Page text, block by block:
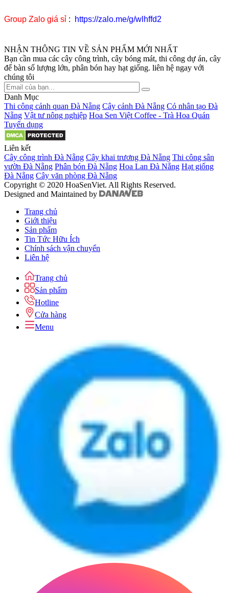
Group Zalo giá sỉ : https://zalo.me/g/wlhffd2
NHẬN THÔNG TIN VỀ SẢN PHẨM MỚI NHẤT
Bạn cần mua các cây công trình, cây bóng mát, thi công dự án, cây
để bàn số lượng lớn, phân bón hay hạt giống. liên hệ ngay với
chúng tôi
Danh Mục
Thi công cảnh quan Đà Nẵng Cây cảnh Đà Nẵng Cỏ nhân tạo Đà
Nẵng Vật tư nông nghiệp Hoa Sen Việt Coffee - Trà Hoa Quán
Tuyển dụng
Liên kết
Cây công trình Đà Nẵng Cây khai trương Đà Nẵng Thi công sân
vườn Đà Nẵng Phân bón Đà Nẵng Hoa Lan Đà Nẵng Hạt giống
Đà Nẵng Cây văn phòng Đà Nẵng
Copyright © 2020 HoaSenViet. All Rights Reserved.
Designed and Maintained by
Trang chủ
Giới thiệu
Sản phẩm
Tin Tức Hữu Ích
Chính sách vận chuyển
Liên hệ
Trang chủ
Sản phẩm
Hotline
Cửa hàng
Menu